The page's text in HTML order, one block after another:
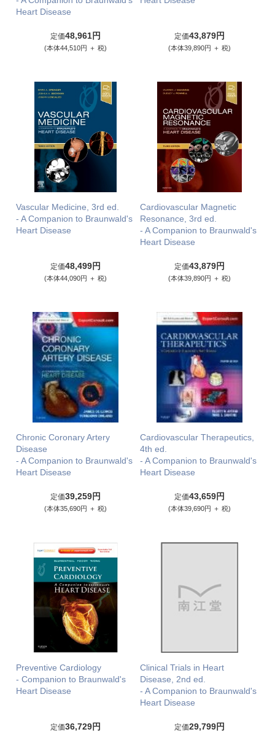
Heart Disease
定価48,961円
(本体44,510円 ＋ 税)
定価43,879円
(本体39,890円 ＋ 税)
Vascular Medicine, 3rd ed.
- A Companion to Braunwald's
Heart Disease
定価48,499円
(本体44,090円 ＋ 税)
Cardiovascular Magnetic
Resonance, 3rd ed.
- A Companion to Braunwald's
Heart Disease
定価43,879円
(本体39,890円 ＋ 税)
Chronic Coronary Artery
Disease
- A Companion to Braunwald's
Heart Disease
定価39,259円
(本体35,690円 ＋ 税)
Cardiovascular Therapeutics,
4th ed.
- A Companion to Braunwald's
Heart Disease
定価43,659円
(本体39,690円 ＋ 税)
Preventive Cardiology
- Companion to Braunwald's
Heart Disease
定価36,729円
Clinical Trials in Heart
Disease, 2nd ed.
- A Companion to Braunwald's
Heart Disease
定価29,799円